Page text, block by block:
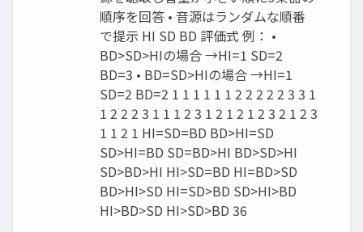
順序を回答 • 音源はランダムな順番
で提示 HI SD BD 評価式 例： •
BD>SD>HIの場合 →HI=1 SD=2
BD=3 • BD=SD>HIの場合 →HI=1
SD=2 BD=2 1 1 1 1 1 1 2 2 2 2 2 3 3 1
1 2 2 2 3 1 1 1 2 3 1 2 1 2 1 2 3 2 1 2 3
1 1 2 1 HI=SD=BD BD>HI=SD
SD>HI=BD SD=BD>HI BD>SD>HI
SD>BD>HI HI>SD=BD HI=BD>SD
BD>HI>SD HI=SD>BD SD>HI>BD
HI>BD>SD HI>SD>BD 36